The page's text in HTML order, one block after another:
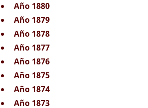
Año 1880
Año 1879
Año 1878
Año 1877
Año 1876
Año 1875
Año 1874
Año 1873